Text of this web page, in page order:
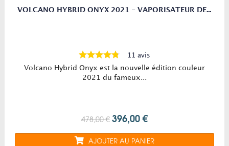
VOLCANO HYBRID ONYX 2021 - VAPORISATEUR DE...
11 avis
Volcano Hybrid Onyx est la nouvelle édition couleur
2021 du fameux...
478,00 € 396,00 €
AJOUTER AU PANIER